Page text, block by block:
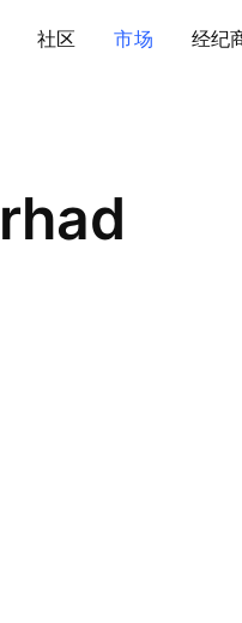
社区 市场 经纪